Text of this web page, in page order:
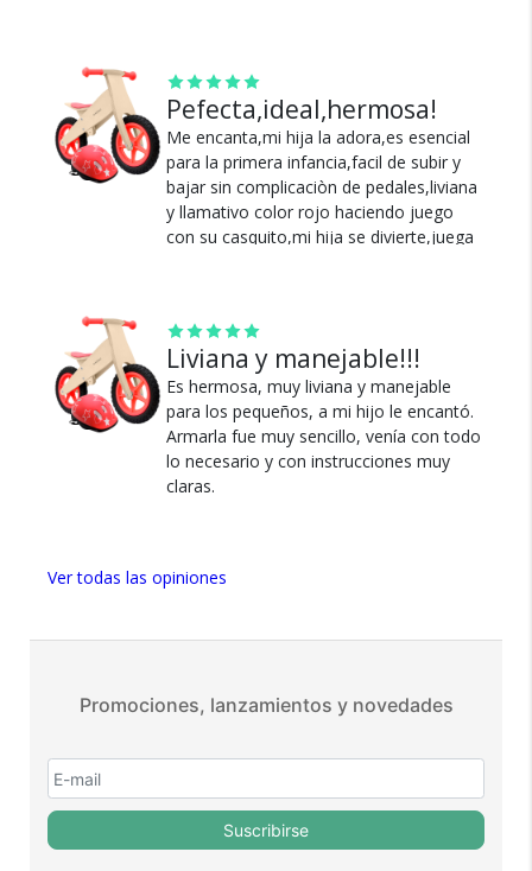
Ver más
Pefecta,ideal,hermosa!
Me encanta,mi hija la adora,es esencial
para la primera infancia,facil de subir y
bajar sin complicaciòn de pedales,liviana
y llamativo color rojo haciendo juego
con su casquito,mi hija se divierte,juega
Ver más
Liviana y manejable!!!
Es hermosa, muy liviana y manejable
para los pequeños, a mi hijo le encantó.
Armarla fue muy sencillo, venía con todo
lo necesario y con instrucciones muy
claras.
Ver todas las opiniones
Si no es lo que esperabas, te devolvemos tu
dinero.
seguros?
100% de calificaciones
positivas en MercadoLibre.
5 estrellas de 5 en Google.
positivos en todos nuestros
Garantía oficial y directa con
Promociones, lanzamientos y novedades
Suscribirse